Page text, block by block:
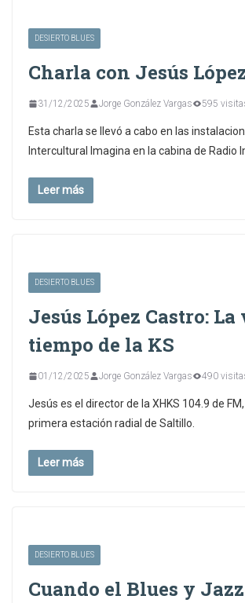
DESIERTO BLUES
Charla con Jesús
31/12/2025 Jorge González Vargas 595
Esta charla se llevó a cabo en las
Intercultural Imagina en la cabina de Radio
Leer más
DESIERTO BLUES
Jesús López Castro: La
tiempo de la KS
01/12/2025 Jorge González Vargas 490
Jesús es el director de la XHKS 104.9 de
primera estación radial de Saltillo.
Leer más
DESIERTO BLUES
Cuando el Blues y